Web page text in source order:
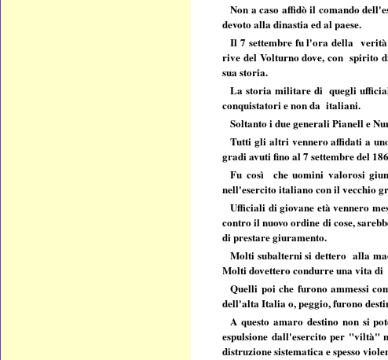
Non a caso affidò il comando
devoto alla dinastia ed al paese.
Il 7 settembre fu l'ora della
rive del Volturno dove, con spirito
sua storia.
La storia militare di quegli
conquistatori e non da italiani.
Soltanto i due generali Pianell e
Tutti gli altri vennero affidati a
gradi avuti fino al 7 settembre del
Fu così che uomini valorosi
nell'esercito italiano con il vecchio
Ufficiali di giovane età vennero
contro il nuovo ordine di cose,
di prestare giuramento.
Molti subalterni si dettero alla
Molti dovettero condurre una vita di
Quelli poi che furono ammessi
dell'alta Italia o, peggio, furono
A questo amaro destino non si
espulsione dall'esercito per "viltà"
distruzione sistematica e spesso